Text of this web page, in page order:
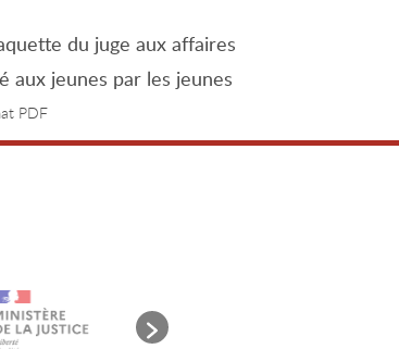
du juge aux affaires
aux jeunes par les jeunes
PDF